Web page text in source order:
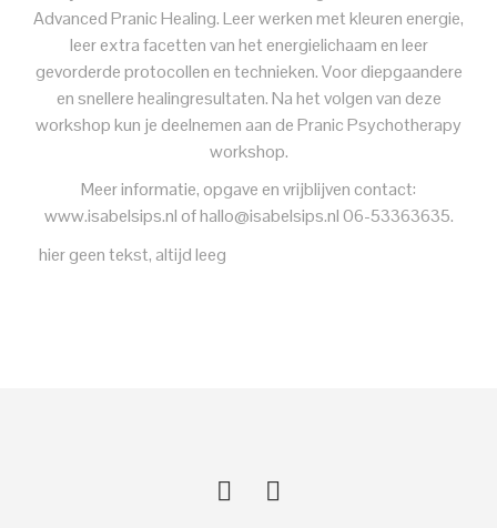
Advanced Pranic Healing. Leer werken met kleuren energie,
leer extra facetten van het energielichaam en leer
gevorderde protocollen en technieken. Voor diepgaandere
en snellere healingresultaten. Na het volgen van deze
workshop kun je deelnemen aan de Pranic Psychotherapy
workshop.
Meer informatie, opgave en vrijblijven contact:
www.isabelsips.nl of hallo@isabelsips.nl 06-53363635.
hier geen tekst, altijd leeg